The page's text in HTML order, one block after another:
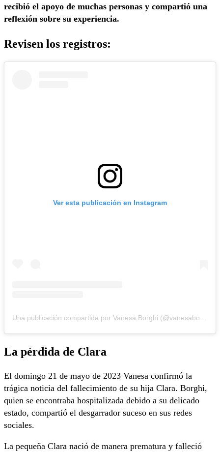
recibió el apoyo de muchas personas y compartió una
reflexión sobre su experiencia.
Revisen los registros:
Ver esta publicación en Instagram
La pérdida de Clara
El domingo 21 de mayo de 2023 Vanesa confirmó la
trágica noticia del fallecimiento de su hija Clara. Borghi,
quien se encontraba hospitalizada debido a su delicado
estado, compartió el desgarrador suceso en sus redes
sociales.
La pequeña Clara nació de manera prematura y falleció